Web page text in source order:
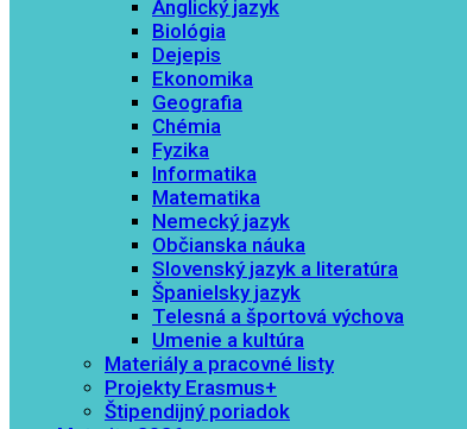
Anglický jazyk
Biológia
Dejepis
Ekonomika
Geografia
Chémia
Fyzika
Informatika
Matematika
Nemecký jazyk
Občianska náuka
Slovenský jazyk a literatúra
Španielsky jazyk
Telesná a športová výchova
Umenie a kultúra
Materiály a pracovné listy
Projekty Erasmus+
Štipendijný poriadok